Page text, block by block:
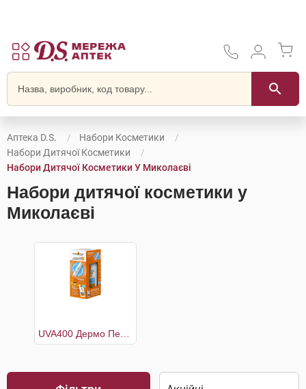
Аптека D.S.
Набори Косметики
Набори Дитячої Косметики
Набори Дитячої Косметики У Миколаєві
Набори дитячої косметики у
Миколаєві